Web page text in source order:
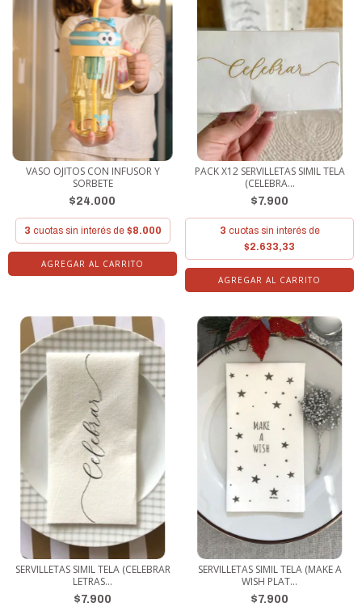
VASO OJITOS CON INFUSOR Y
SORBETE
$24.000
3 cuotas sin interés de $8.000
AGREGAR AL CARRITO
PACK X12 SERVILLETAS SIMIL TELA
(CELEBRA...
$7.900
3 cuotas sin interés de
$2.633,33
SERVILLETAS SIMIL TELA (CELEBRAR
LETRAS...
$7.900
SERVILLETAS SIMIL TELA (MAKE A
WISH PLAT...
$7.900